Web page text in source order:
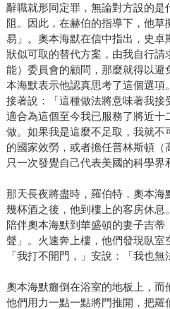
辭職就形同定罪，無論對方設的
阻。因此，在赫伯的指導下，他草
易」。奧本海默在信中指出，史卓
狀似可取的替代方案，由我自行
能）委員會的顧問，那麼就得以
本海默表示他認真思考了這個選
接著說：「這種做法將意味著我接
適合為這個至今我已服務了將近十
做。如果我是這麼不足取，我就不
的國家效勞，或者擔任普林斯頓
只一次發覺自己代表美國的科學界
那天長夜將盡時，羅伯特．奧本海
幾杯酒之後，他到樓上的客房休息
陪伴奧本海默到華盛頓的妻子吉
聲」。火速奔上樓，他們發現臥室
「我打不開門，」安說：「我也無
奧本海默癱倒在浴室的地板上，而
他們用力一點一點將門推開，把